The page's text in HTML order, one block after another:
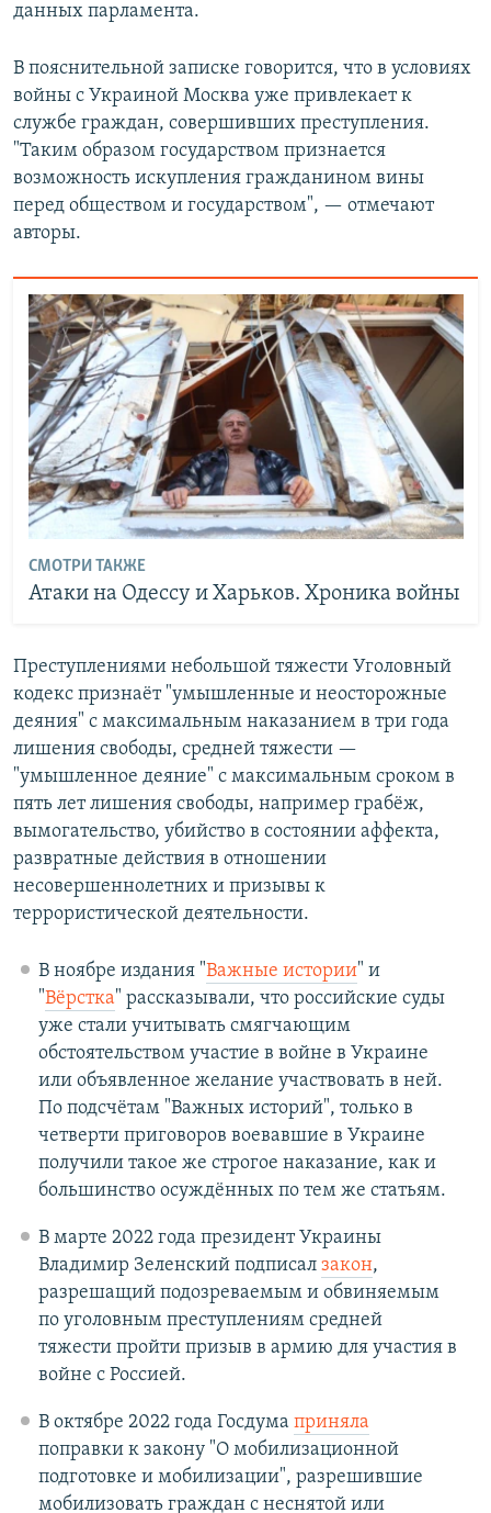
данных парламента.
В пояснительной записке говорится, что в условиях
войны с Украиной Москва уже привлекает к
службе граждан, совершивших преступления.
"Таким образом государством признается
возможность искупления гражданином вины
перед обществом и государством", — отмечают
авторы.
СМОТРИ ТАКЖЕ
Атаки на Одессу и Харьков. Хроника войны
Преступлениями небольшой тяжести Уголовный
кодекс признаёт "умышленные и неосторожные
деяния" с максимальным наказанием в три года
лишения свободы, средней тяжести —
"умышленное деяние" с максимальным сроком в
пять лет лишения свободы, например грабёж,
вымогательство, убийство в состоянии аффекта,
развратные действия в отношении
несовершеннолетних и призывы к
террористической деятельности.
В ноябре издания "Важные истории" и
"Вёрстка" рассказывали, что российские суды
уже стали учитывать смягчающим
обстоятельством участие в войне в Украине
или объявленное желание участвовать в ней.
По подсчётам "Важных историй", только в
четверти приговоров воевавшие в Украине
получили такое же строгое наказание, как и
большинство осуждённых по тем же статьям.
В марте 2022 года президент Украины
Владимир Зеленский подписал закон,
разрешащий подозреваемым и обвиняемым
по уголовным преступлениям средней
тяжести пройти призыв в армию для участия в
войне с Россией.
В октябре 2022 года Госдума приняла
поправки к закону "О мобилизационной
подготовке и мобилизации", разрешившие
мобилизовать граждан с неснятой или